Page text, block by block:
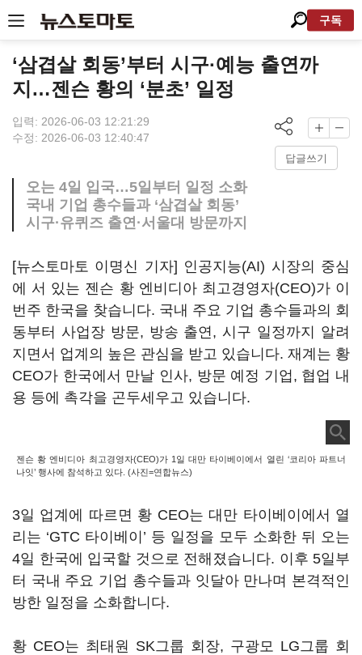
구독
‘삼겹살 회동’부터 시구·예능 출연까
지…젠슨 황의 ‘분초’ 일정
입력: 2026-06-03 12:21:29
수정: 2026-06-03 12:40:47
답글쓰기
오는 4일 입국…5일부터 일정 소화
국내 기업 총수들과 ‘삼겹살 회동’
시구·유퀴즈 출연·서울대 방문까지
[뉴스토마토 이명신 기자] 인공지능(AI) 시장의 중심
에 서 있는 젠슨 황 엔비디아 최고경영자(CEO)가 이
번주 한국을 찾습니다. 국내 주요 기업 총수들과의 회
동부터 사업장 방문, 방송 출연, 시구 일정까지 알려
지면서 업계의 높은 관심을 받고 있습니다. 재계는 황
CEO가 한국에서 만날 인사, 방문 예정 기업, 협업 내
용 등에 촉각을 곤두세우고 있습니다.
젠슨 황 엔비디아 최고경영자(CEO)가 1일 대만 타이베이에서 열린 ‘코리아 파트너
나잇’ 행사에 참석하고 있다. (사진=연합뉴스)
3일 업계에 따르면 황 CEO는 대만 타이베이에서 열
리는 ‘GTC 타이베이’ 등 일정을 모두 소화한 뒤 오는
4일 한국에 입국할 것으로 전해졌습니다. 이후 5일부
터 국내 주요 기업 총수들과 잇달아 만나며 본격적인
방한 일정을 소화합니다.
황 CEO는 최태원 SK그룹 회장, 구광모 LG그룹 회